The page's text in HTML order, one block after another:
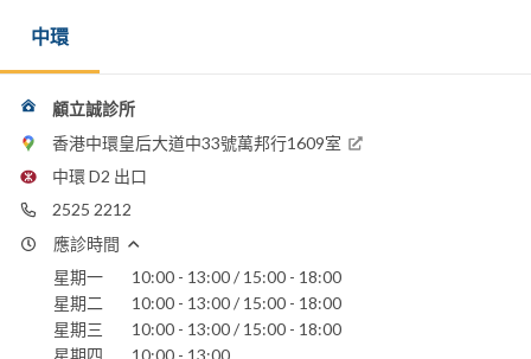
香港醫學專科學院院士(內科) 2002
電話：
simonkuls@yahoo.com
中環
顧立誠診所
香港中環皇后大道中33號萬邦行1609室
中環 D2 出口
2525 2212
應診時間
星期一
10:00 - 13:00 / 15:00 - 18:00
星期二
10:00 - 13:00 / 15:00 - 18:00
星期三
10:00 - 13:00 / 15:00 - 18:00